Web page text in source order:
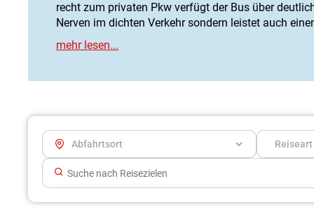
recht zum privaten Pkw verfügt der Bus über
Nerven im dichten Verkehr sondern leistet auch